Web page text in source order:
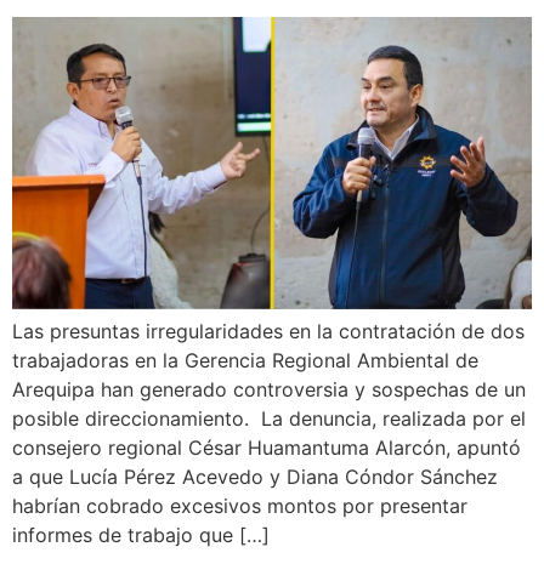
Las presuntas irregularidades en la contratación de dos
trabajadoras en la Gerencia Regional Ambiental de
Arequipa han generado controversia y sospechas de un
posible direccionamiento. La denuncia, realizada por el
consejero regional César Huamantuma Alarcón, apuntó
a que Lucía Pérez Acevedo y Diana Cóndor Sánchez
habrían cobrado excesivos montos por presentar
informes de trabajo que […]